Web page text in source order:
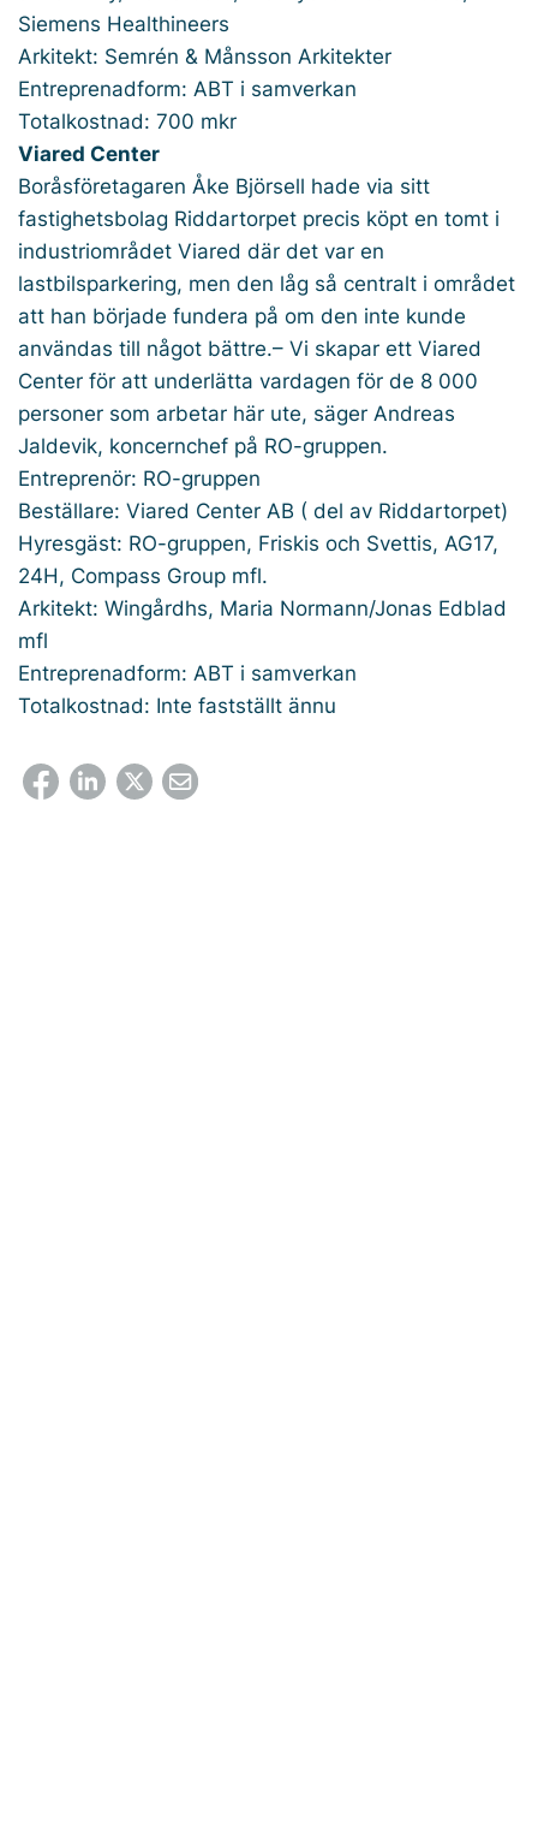
Siemens Healthineers
Arkitekt: Semrén & Månsson Arkitekter
Entreprenadform: ABT i samverkan
Totalkostnad: 700 mkr
Viared Center
Boråsföretagaren Åke Björsell hade via sitt
fastighetsbolag Riddartorpet precis köpt en tomt i
industriområdet Viared där det var en
lastbilsparkering, men den låg så centralt i området
att han började fundera på om den inte kunde
användas till något bättre.– Vi skapar ett Viared
Center för att underlätta vardagen för de 8 000
personer som arbetar här ute, säger Andreas
Jaldevik, koncernchef på RO-gruppen.
Entreprenör: RO-gruppen
Beställare: Viared Center AB ( del av Riddartorpet)
Hyresgäst: RO-gruppen, Friskis och Svettis, AG17,
24H, Compass Group mfl.
Arkitekt: Wingårdhs, Maria Normann/Jonas Edblad
mfl
Entreprenadform: ABT i samverkan
Totalkostnad: Inte fastställt ännu